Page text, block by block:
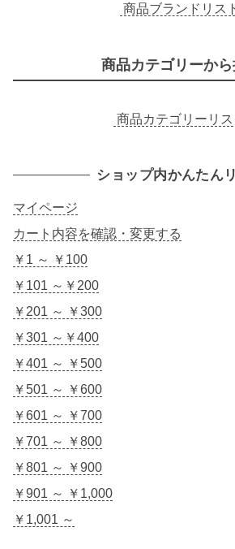
商品ブランドリス
商品カテゴリーか
商品カテゴリーリス
ショップ内かんたん
マイページ
カート内容を確認・変更する
￥1 ～ ￥100
￥101 ～￥200
￥201 ～ ￥300
￥301 ～￥400
￥401 ～ ￥500
￥501 ～ ￥600
￥601 ～ ￥700
￥701 ～ ￥800
￥801 ～ ￥900
￥901 ～ ￥1,000
￥1,001 ～